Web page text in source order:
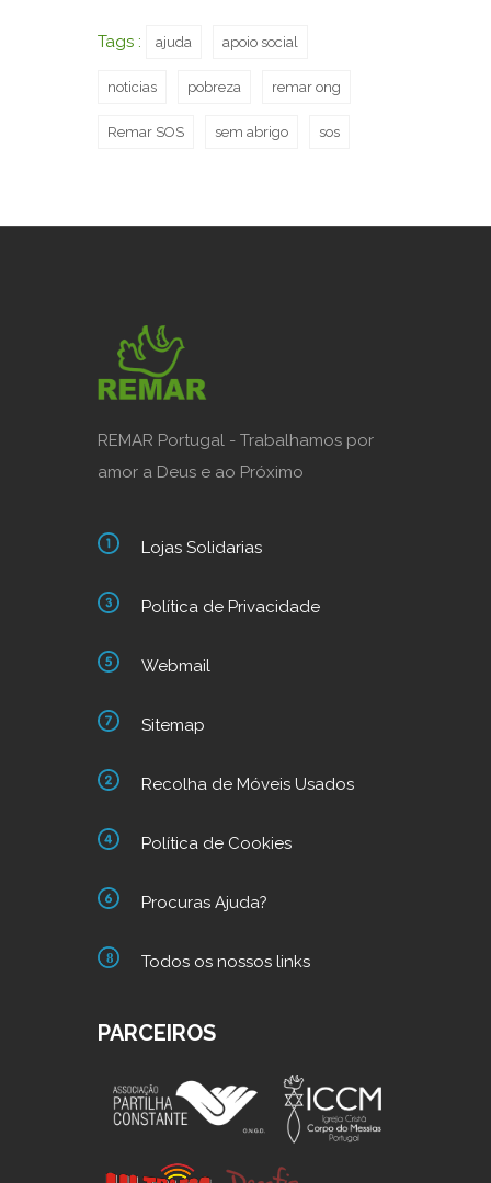
Tags : ajuda apoio social
noticias pobreza remar ong
Remar SOS sem abrigo sos
REMAR Portugal - Trabalhamos por
amor a Deus e ao Próximo
Lojas Solidarias
Política de Privacidade
Webmail
Sitemap
Recolha de Móveis Usados
Política de Cookies
Procuras Ajuda?
Todos os nossos links
PARCEIROS